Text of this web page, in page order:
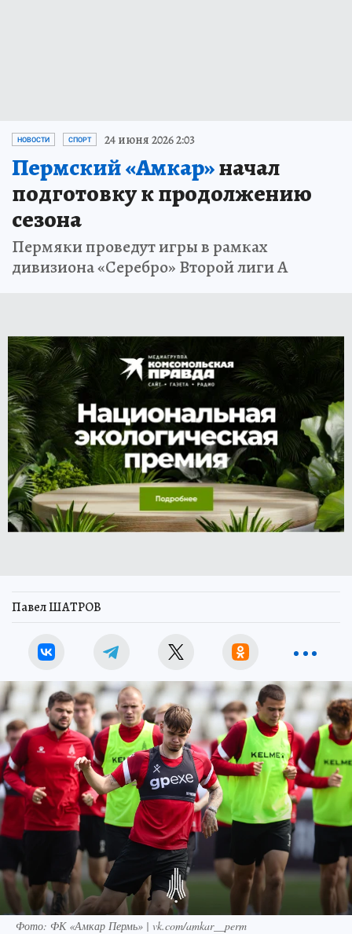
НОВОСТИ СПОРТ 24 июня 2026 2:03
Пермский «Амкар»начал
подготовку к продолжению
сезона
Пермяки проведут игры в рамках
дивизиона «Серебро» Второй лиги А
Павел ШАТРОВ
Фото: ФК «Амкар Пермь» | vk.com/amkar__perm